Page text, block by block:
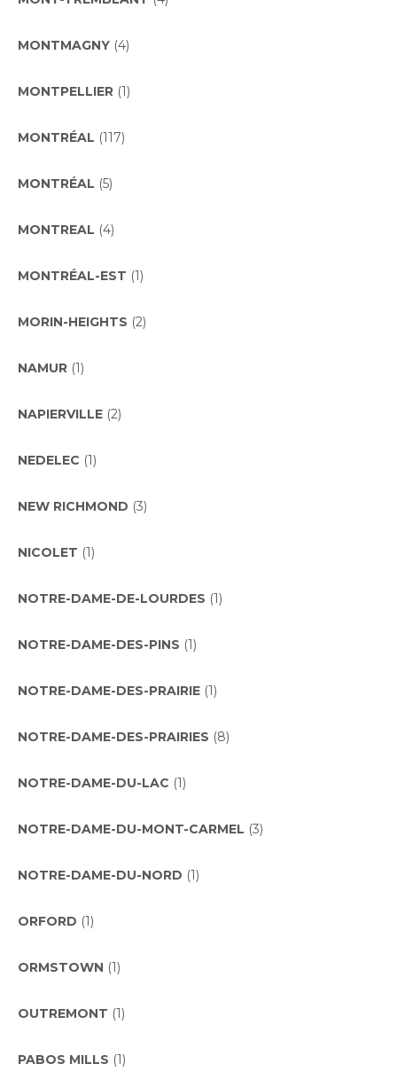
MONTMAGNY (4)
MONTPELLIER (1)
MONTRÉAL (117)
MONTRÉAL (5)
MONTREAL (4)
MONTRÉAL-EST (1)
MORIN-HEIGHTS (2)
NAMUR (1)
NAPIERVILLE (2)
NEDELEC (1)
NEW RICHMOND (3)
NICOLET (1)
NOTRE-DAME-DE-LOURDES (1)
NOTRE-DAME-DES-PINS (1)
NOTRE-DAME-DES-PRAIRIE (1)
NOTRE-DAME-DES-PRAIRIES (8)
NOTRE-DAME-DU-LAC (1)
NOTRE-DAME-DU-MONT-CARMEL (3)
NOTRE-DAME-DU-NORD (1)
ORFORD (1)
ORMSTOWN (1)
OUTREMONT (1)
PABOS MILLS (1)